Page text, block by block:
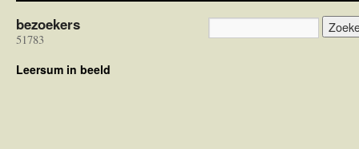
bezoekers
51783
Leersum in beeld